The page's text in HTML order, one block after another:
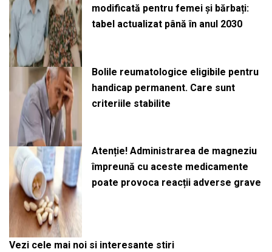
modificată pentru femei și bărbați:
tabel actualizat până în anul 2030
Bolile reumatologice eligibile pentru
handicap permanent. Care sunt
criteriile stabilite
Atenție! Administrarea de magneziu
împreună cu aceste medicamente
poate provoca reacții adverse grave
Vezi cele mai noi si interesante stiri